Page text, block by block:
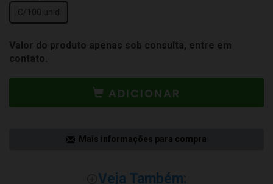
C/100 unid
Valor do produto apenas sob consulta, entre em
contato.
ADICIONAR
Mais informações para compra
Veja Também: